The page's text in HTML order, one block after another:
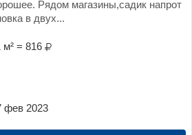
Рядом магазины,садик напрот
в двух...
м² = 816
фев 2023